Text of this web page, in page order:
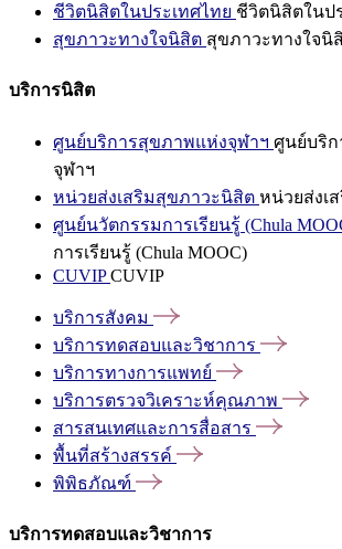
ชีวิตนิสิตในประเทศไทย ชีวิตนิสิตในป
สุขภาวะทางใจนิสิต สุขภาวะทางใจนิ
บริการนิสิต
ศูนย์บริการสุขภาพแห่งจุฬาฯ ศูนย์บริ
จุฬาฯ
หน่วยส่งเสริมสุขภาวะนิสิต หน่วยส่งเ
ศูนย์นวัตกรรมการเรียนรู้ (Chula
การเรียนรู้ (Chula MOOC)
CUVIPCUVIP
บริการสังคม
บริการทดสอบและวิชาการ
บริการทางการแพทย์
บริการตรวจวิเคราะห์คุณภาพ
สารสนเทศและการสื่อสาร
พื้นที่สร้างสรรค์
พิพิธภัณฑ์
บริการทดสอบและวิชาการ